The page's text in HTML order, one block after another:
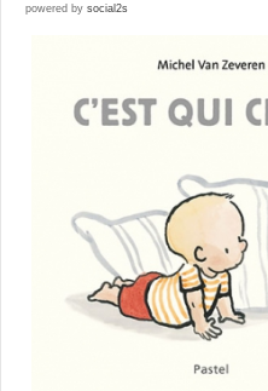
powered by social2s